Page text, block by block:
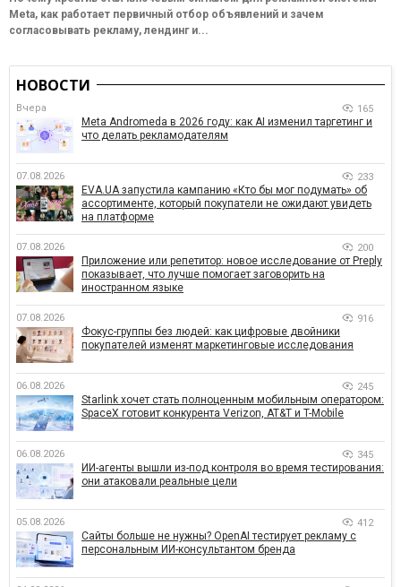
Meta, как работает первичный отбор объявлений и зачем
согласовывать рекламу, лендинг и...
НОВОСТИ
Вчера 165
Meta Andromeda в 2026 году: как AI изменил таргетинг и
что делать рекламодателям
07.08.2026 233
EVA.UA запустила кампанию «Кто бы мог подумать» об
ассортименте, который покупатели не ожидают увидеть
на платформе
07.08.2026 200
Приложение или репетитор: новое исследование от Preply
показывает, что лучше помогает заговорить на
иностранном языке
07.08.2026 916
Фокус-группы без людей: как цифровые двойники
покупателей изменят маркетинговые исследования
06.08.2026 245
Starlink хочет стать полноценным мобильным оператором:
SpaceX готовит конкурента Verizon, AT&T и T-Mobile
06.08.2026 345
ИИ-агенты вышли из-под контроля во время тестирования:
они атаковали реальные цели
05.08.2026 412
Сайты больше не нужны? OpenAI тестирует рекламу с
персональным ИИ-консультантом бренда